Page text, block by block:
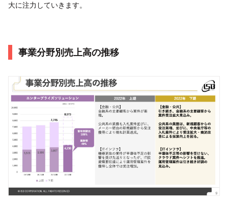
大に注力していきます。
事業分野別売上高の推移